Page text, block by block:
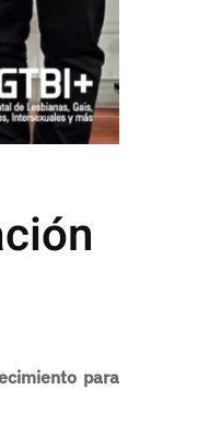
para